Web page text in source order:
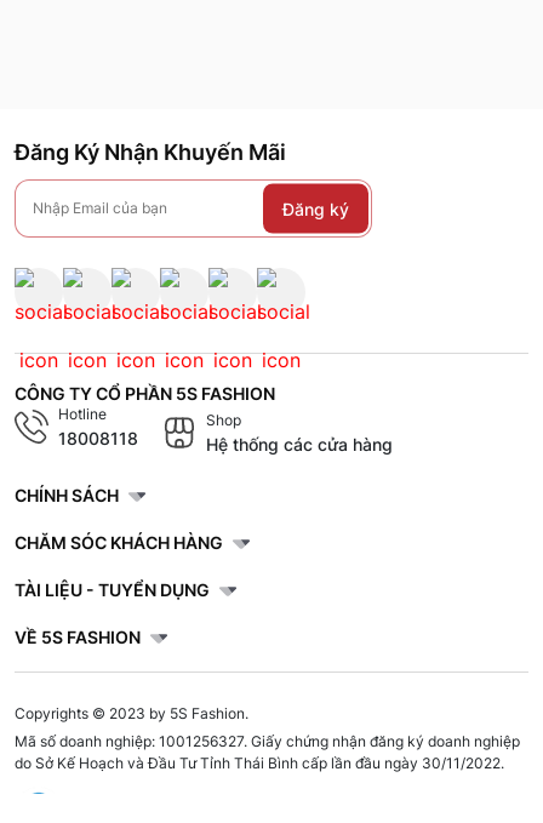
Đăng Ký Nhận Khuyến Mãi
Đăng ký
CÔNG TY CỔ PHẦN 5S FASHION
Hotline
18008118
Shop
Hệ thống các cửa hàng
CHÍNH SÁCH
CHĂM SÓC KHÁCH HÀNG
TÀI LIỆU - TUYỂN DỤNG
VỀ 5S FASHION
Copyrights © 2023 by 5S Fashion.
Mã số doanh nghiệp: 1001256327. Giấy chứng nhận đăng ký doanh nghiệp
do Sở Kế Hoạch và Đầu Tư Tỉnh Thái Bình cấp lần đầu ngày 30/11/2022.